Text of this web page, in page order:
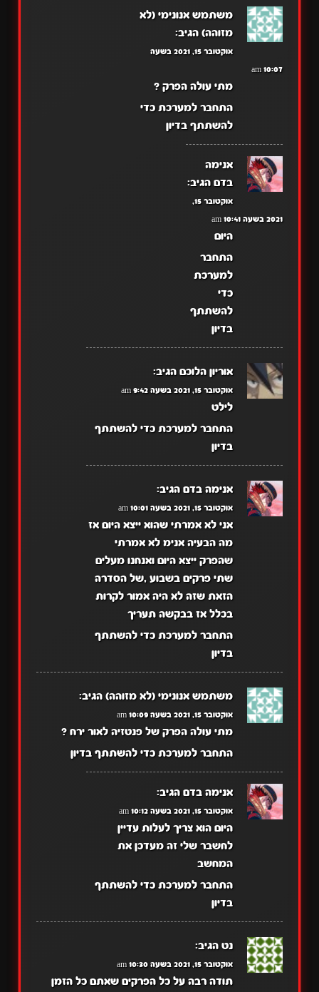
משתמש אנונימי (לא
מזוהה) הגיב:
אוקטובר 15, 2021 בשעה
10:07 am
מתי עולה הפרק ?
התחבר למערכת כדי
להשתתף בדיון
אנימה
בדם הגיב:
אוקטובר 15,
2021 בשעה 10:41 am
היום
התחבר
למערכת
כדי
להשתתף
בדיון
אוריון הלוכם הגיב:
אוקטובר 15, 2021 בשעה 9:42 am
לילט
התחבר למערכת כדי להשתתף
בדיון
אנימה בדם הגיב:
אוקטובר 15, 2021 בשעה 10:01 am
אני לא אמרתי שהוא ייצא היום אז
מה הבעיה אנימ לא אמרתי
שהפרק ייצא היום ואנחנו מעלים
שתי פרקים בשבוע ,של הסדרה
הזאת שזה לא היה אמור לקרות
בכלל אז בבקשה תעריך
התחבר למערכת כדי להשתתף
בדיון
משתמש אנונימי (לא מזוהה) הגיב:
אוקטובר 15, 2021 בשעה 10:09 am
מתי עולה הפרק של פנטזיה לאור ירח ?
התחבר למערכת כדי להשתתף בדיון
אנימה בדם הגיב:
אוקטובר 15, 2021 בשעה 10:12 am
היום הוא צריך לעלות עדיין
לחשבר שלי זה מעדכן את
המחשב
התחבר למערכת כדי להשתתף
בדיון
נט הגיב:
אוקטובר 15, 2021 בשעה 10:30 am
תודה רבה על כל הפרקים שאתם כל הזמן